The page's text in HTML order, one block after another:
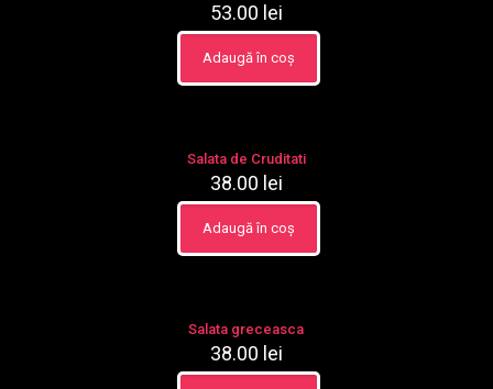
53.00 lei
Adaugă în coș
Salata de Cruditati
38.00 lei
Adaugă în coș
Salata greceasca
38.00 lei